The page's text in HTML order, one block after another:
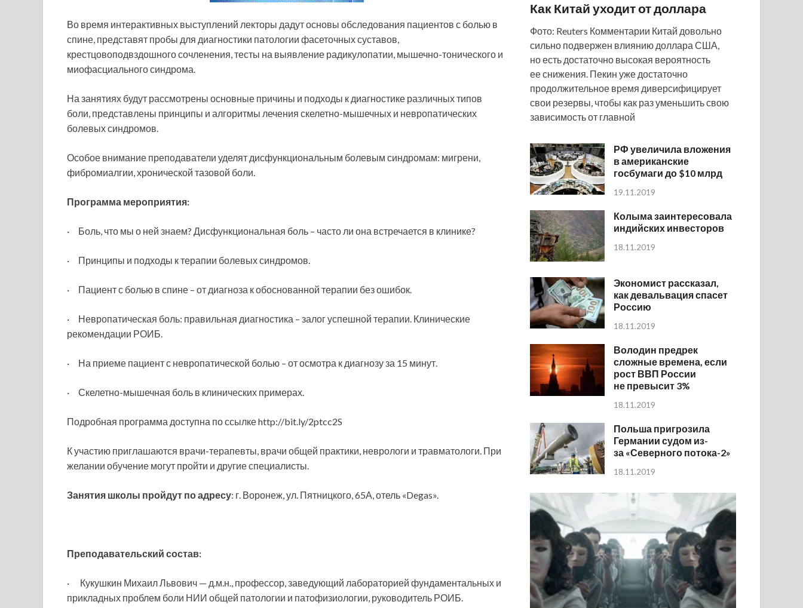
Во время интерактивных выступлений лекторы дадут основы обследования пациентов с болью в
спине, представят пробы для диагностики патологии фасеточных суставов,
крестцовоподвздошного сочленения, тесты на выявление радикулопатии, мышечно-тонического и
миофасциального синдрома.
На занятиях будут рассмотрены основные причины и подходы к диагностике различных типов
боли, представлены принципы и алгоритмы лечения скелетно-мышечных и невропатических
болевых синдромов.
Особое внимание преподаватели уделят дисфункциональным болевым синдромам: мигрени,
фибромиалгии, хронической тазовой боли.
Программа мероприятия:
· Боль, что мы о ней знаем? Дисфункциональная боль – часто ли она встречается в клинике?
· Принципы и подходы к терапии болевых синдромов.
· Пациент с болью в спине – от диагноза к обоснованной терапии без ошибок.
· Невропатическая боль: правильная диагностика – залог успешной терапии. Клинические
рекомендации РОИБ.
· На приеме пациент с невропатической болью – от осмотра к диагнозу за 15 минут.
· Скелетно-мышечная боль в клинических примерах.
Подробная программа доступна по ссылке http://bit.ly/2ptcc2S
К участию приглашаются врачи-терапевты, врачи общей практики, неврологи и травматологи. При
желании обучение могут пройти и другие специалисты.
Занятия школы пройдут по адресу: г. Воронеж, ул. Пятницкого, 65А, отель «Degas».
Преподавательский состав:
· Кукушкин Михаил Львович — д.м.н., профессор, заведующий лабораторией фундаментальных и
прикладных проблем боли НИИ общей патологии и патофизиологии, руководитель РОИБ.
Как Китай уходит от доллара
Фото: Reuters Комментарии Китай довольно
сильно подвержен влиянию доллара США,
но есть достаточно высокая вероятность
ее снижения. Пекин уже достаточно
продолжительное время диверсифицирует
свои резервы, чтобы как раз уменьшить свою
зависимость от главной
РФ увеличила вложения
в американские
госбумаги до $10 млрд
19.11.2019
Колыма заинтересовала
индийских инвесторов
18.11.2019
Экономист рассказал,
как девальвация спасет
Россию
18.11.2019
Володин предрек
сложные времена, если
рост ВВП России
не превысит 3%
18.11.2019
Польша пригрозила
Германии судом из-
за «Северного потока-2»
18.11.2019